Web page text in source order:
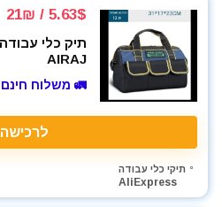
מסורים
מסכות ריתוך
מפוח עלים
מפסלות
מפתח רטיטה 1/2"
מקדחה רוטטת
מקדחים
מקצוע חשמלי
5.63$ / 21₪
AIRAJ
🚛 משלוח חינם
לרכישה
תיקי כלי עבודה
AliExpress